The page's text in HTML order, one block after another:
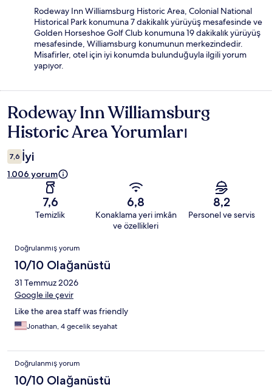
Rodeway Inn Williamsburg Historic Area, Colonial National
Historical Park konumuna 7 dakikalık yürüyüş mesafesinde ve
Golden Horseshoe Golf Club konumuna 19 dakikalık yürüyüş
mesafesinde, Williamsburg konumunun merkezindedir.
Misafirler, otel için iyi konumda bulunduğuyla ilgili yorum
yapıyor.
Yorumlar
Rodeway Inn Williamsburg
Historic Area Yorumları
7,6 İyi
1.006 yorum
7,6
Temizlik
6,8
Konaklama yeri imkân
ve özellikleri
8,2
Personel ve servis
Yorumlar
Doğrulanmış yorum
10/10 Olağanüstü
31 Temmuz 2026
Google ile çevir
Like the area staff was friendly
Jonathan, 4 gecelik seyahat
Doğrulanmış yorum
10/10 Olağanüstü